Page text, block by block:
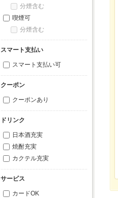
分煙含む
喫煙可
分煙含む
スマート支払い
スマート支払い可
クーポン
クーポンあり
ドリンク
日本酒充実
焼酎充実
カクテル充実
サービス
カードOK